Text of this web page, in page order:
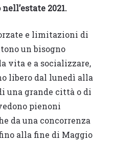
2021.
e limitazioni di
un bisogno
vita e a socializzare,
libero dal lunedì alla
una grande città o di
pienoni
da una concorrenza
alla fine di Maggio